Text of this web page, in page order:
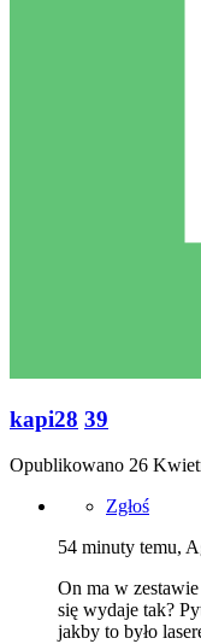
kapi28 39
Opublikowano 26
Zgłoś
54 minuty temu,
On ma w
się wydaje tak?
jakby to było